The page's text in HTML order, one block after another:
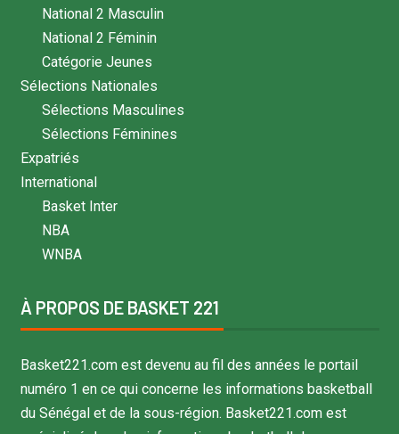
National 2 Masculin
National 2 Féminin
Catégorie Jeunes
Sélections Nationales
Sélections Masculines
Sélections Féminines
Expatriés
International
Basket Inter
NBA
WNBA
À PROPOS DE BASKET 221
Basket221.com est devenu au fil des années le portail
numéro 1 en ce qui concerne les informations basketball
du Sénégal et de la sous-région. Basket221.com est